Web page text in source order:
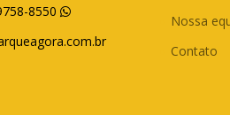
8550
Nossa
Contato